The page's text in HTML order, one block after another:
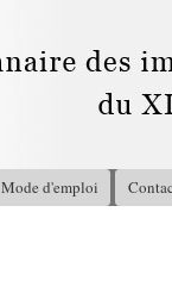
Mode d'emploi